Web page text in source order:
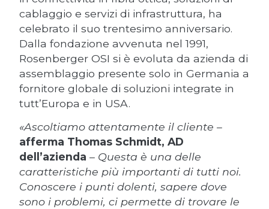
cablaggio e servizi di infrastruttura, ha
celebrato il suo trentesimo anniversario.
Dalla fondazione avvenuta nel 1991,
Rosenberger OSI si è evoluta da azienda di
assemblaggio presente solo in Germania a
fornitore globale di soluzioni integrate in
tutt’Europa e in USA.
«Ascoltiamo attentamente il cliente –
afferma Thomas Schmidt, AD
dell’azienda – Questa è una delle
caratteristiche più importanti di tutti noi.
Conoscere i punti dolenti, sapere dove
sono i problemi, ci permette di trovare le